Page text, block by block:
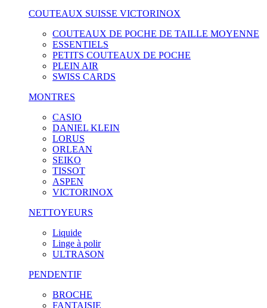
COUTEAUX SUISSE VICTORINOX
COUTEAUX DE POCHE DE TAILLE MOYENNE
ESSENTIELS
PETITS COUTEAUX DE POCHE
PLEIN AIR
SWISS CARDS
MONTRES
CASIO
DANIEL KLEIN
LORUS
ORLEAN
SEIKO
TISSOT
ASPEN
VICTORINOX
NETTOYEURS
Liquide
Linge à polir
ULTRASON
PENDENTIF
BROCHE
FANTAISIE